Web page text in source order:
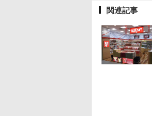
関連記事